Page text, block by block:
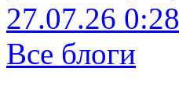
27.07.26 0:28
Все блоги